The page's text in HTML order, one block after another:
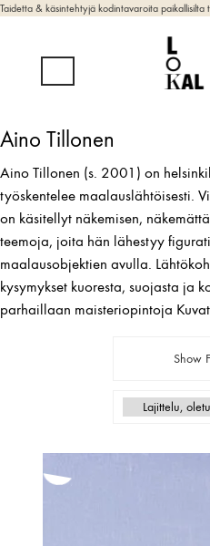
Taidetta & käsintehtyjä kodintavaroita paikallisilta
Aino Tillonen
Aino Tillonen (s. 2001) on
työskentelee maalauslähtöisesti.
on käsitellyt näkemisen,
teemoja, joita hän lähestyy
maalausobjektien avulla.
kysymykset kuoresta, suojasta ja
parhaillaan maisteriopintoja
Show